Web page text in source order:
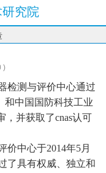
究院
)
检测与评价中心通过
和中国国防科技工业
，并获取了cnas认可
中心于2014年5月
了具有权威、独立和